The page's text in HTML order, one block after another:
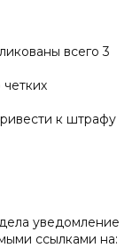
всего 3
к штрафу
уведомление
ссылками на: